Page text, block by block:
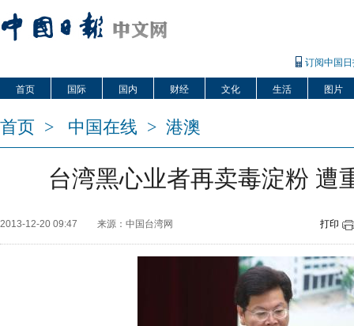
订阅中国
首页 国际 国内 财经 文化 生活 图片
首页 > 中国在线 > 港澳
台湾黑心业者再卖毒淀粉 遭
2013-12-20 09:47 来源：中国台湾网 打印